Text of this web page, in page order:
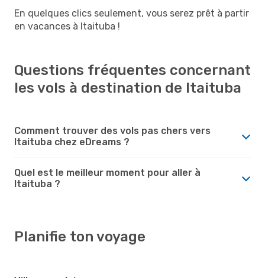
En quelques clics seulement, vous serez prêt à partir
en vacances à Itaituba !
Questions fréquentes concernant
les vols à destination de Itaituba
Comment trouver des vols pas chers vers
Itaituba chez eDreams ?
Quel est le meilleur moment pour aller à
Itaituba ?
Planifie ton voyage